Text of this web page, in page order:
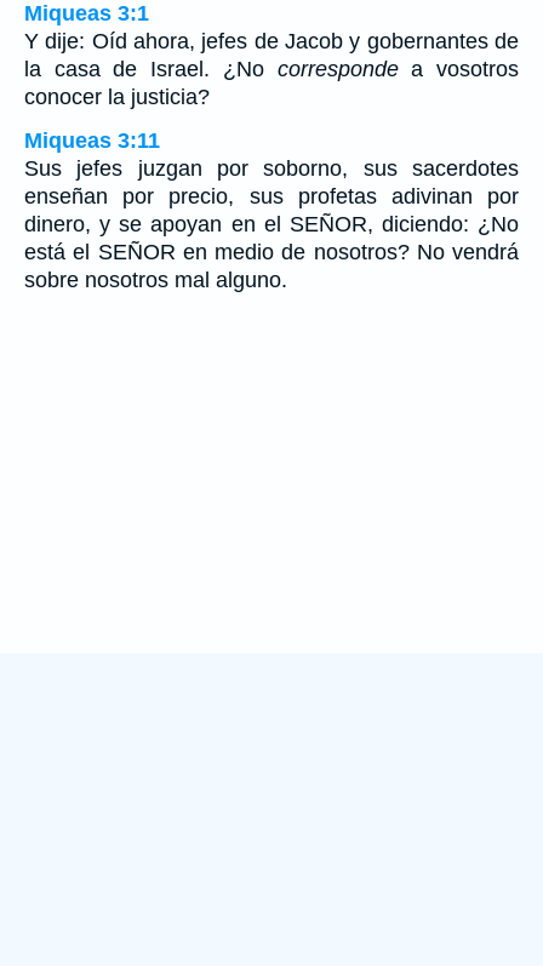
Miqueas 3:1
Y dije: Oíd ahora, jefes de Jacob y gobernantes de
la casa de Israel. ¿No correspondea vosotros
conocer la justicia?
Miqueas 3:11
Sus jefes juzgan por soborno, sus sacerdotes
enseñan por precio, sus profetas adivinan por
dinero, y se apoyan en el SEÑOR, diciendo: ¿No
está el SEÑOR en medio de nosotros? No vendrá
sobre nosotros mal alguno.